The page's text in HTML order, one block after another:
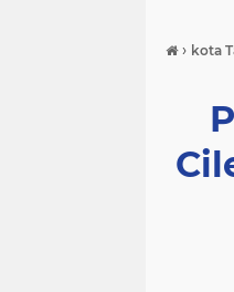
› kota